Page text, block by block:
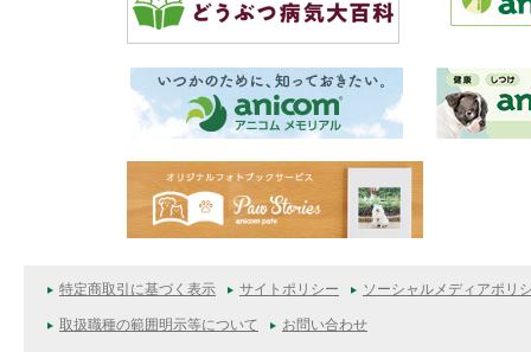
特定商取引に基づく表示 サイトポリシー ソーシャルメディアポリ
取扱職種の範囲明示等について お問い合わせ